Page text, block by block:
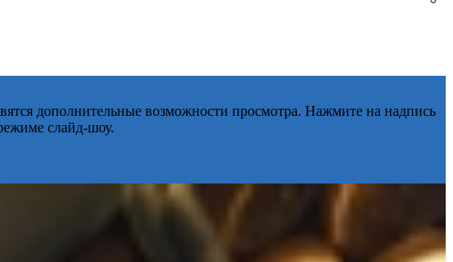
дополнительные возможности просмотра. Нажмите на надпись
слайд-шоу.